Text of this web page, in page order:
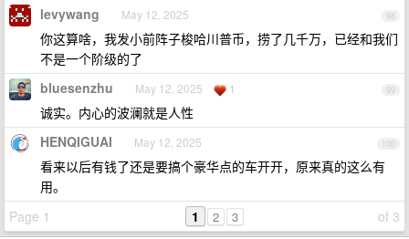
98
levywang May 12, 2025
你这算啥，我发小前阵子梭哈川普币，捞了几千万，已经和我们
不是一个阶级的了
99
bluesenzhu May 12, 2025 1
诚实。内心的波澜就是人性
100
HENQIGUAI May 12, 2025
看来以后有钱了还是要搞个豪华点的车开开，原来真的这么有
用。
Page 1
of 3
1 2 3